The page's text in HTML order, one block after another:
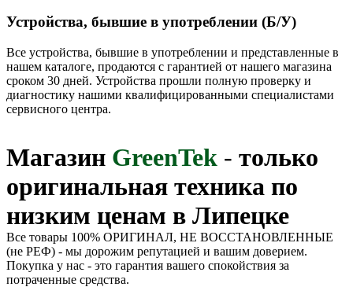
Устройства, бывшие в употреблении (Б/У)
Все устройства, бывшие в употреблении и представленные в
нашем каталоге, продаются с гарантией от нашего магазина
сроком 30 дней. Устройства прошли полную проверку и
диагностику нашими квалифицированными специалистами
сервисного центра.
Магазин GreenTek - только
оригинальная техника по
низким ценам в Липецке
Все товары 100% ОРИГИНАЛ, НЕ ВОССТАНОВЛЕННЫЕ
(не РЕФ) - мы дорожим репутацией и вашим доверием.
Покупка у нас - это гарантия вашего спокойствия за
потраченные средства.